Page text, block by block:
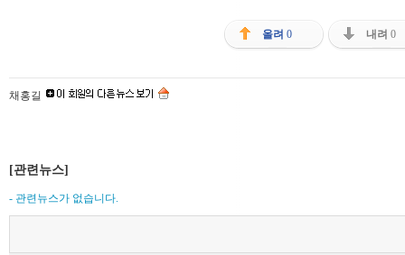
올려 0 내려 0
채홍길
[관련뉴스]
- 관련뉴스가 없습니다.